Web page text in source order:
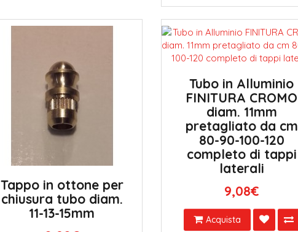
Tappo in ottone per
chiusura tubo diam.
11-13-15mm
Tubo in Alluminio
FINITURA CROMO
diam. 11mm
pretagliato da cm
80-90-100-120
completo di tappi
laterali
9,08€
Acquista